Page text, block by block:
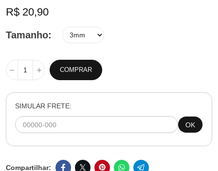
R$ 20,90
Tamanho
COMPRAR
SIMULAR FRETE:
OK